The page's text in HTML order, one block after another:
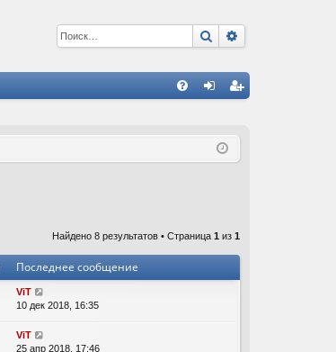
Поиск
ис
Найдено 8 результатов • Страница 1 из 1
Последнее сообщение
ViT
10 дек 2018, 16:35
ViT
25 апр 2018, 17:46